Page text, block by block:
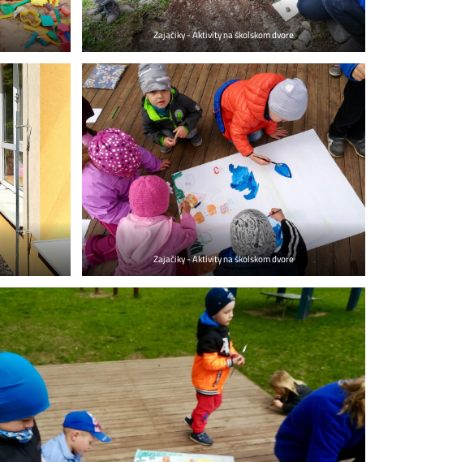
Zajačiky - Aktivity na školskom dvore
Zajačiky - Aktivity na školskom dvore